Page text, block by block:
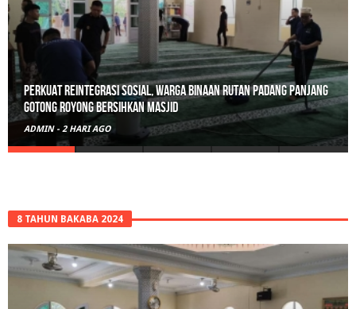
Polisi Sita 82 Paket Ganja Siap Edar di Tanah Datar
ADMIN - 3 HARI AGO
8 TAHUN BAKABA 2024